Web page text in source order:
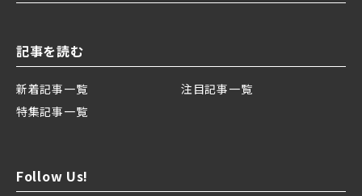
記事を読む
新着記事一覧
注目記事一覧
特集記事一覧
Follow Us!